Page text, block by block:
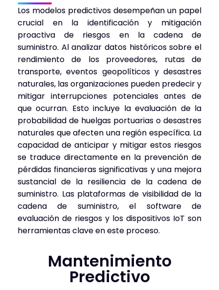
Los modelos predictivos desempeñan un papel
crucial en la identificación y mitigación
proactiva de riesgos en la cadena de
suministro. Al analizar datos históricos sobre el
rendimiento de los proveedores, rutas de
transporte, eventos geopolíticos y desastres
naturales, las organizaciones pueden predecir y
mitigar interrupciones potenciales antes de
que ocurran. Esto incluye la evaluación de la
probabilidad de huelgas portuarias o desastres
naturales que afecten una región específica. La
capacidad de anticipar y mitigar estos riesgos
se traduce directamente en la prevención de
pérdidas financieras significativas y una mejora
sustancial de la resiliencia de la cadena de
suministro. Las plataformas de visibilidad de la
cadena de suministro, el software de
evaluación de riesgos y los dispositivos IoT son
herramientas clave en este proceso.
Mantenimiento
Predictivo